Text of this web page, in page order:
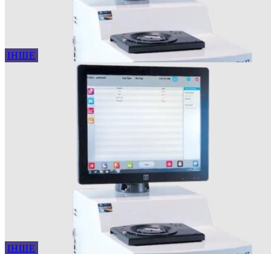
ІНШЕ
ІНШЕ